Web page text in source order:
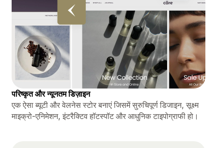
परिष्कृत और न्यूनतम डिज़ाइन
एक ऐसा ब्यूटी और वेलनेस स्टोर बनाएं जिसमें सुरुचिपूर्ण डिजाइन, सूक्ष्म
माइक्रो-एनिमेशन, इंटरैक्टिव हॉटस्पॉट और आधुनिक टाइपोग्राफी हो।